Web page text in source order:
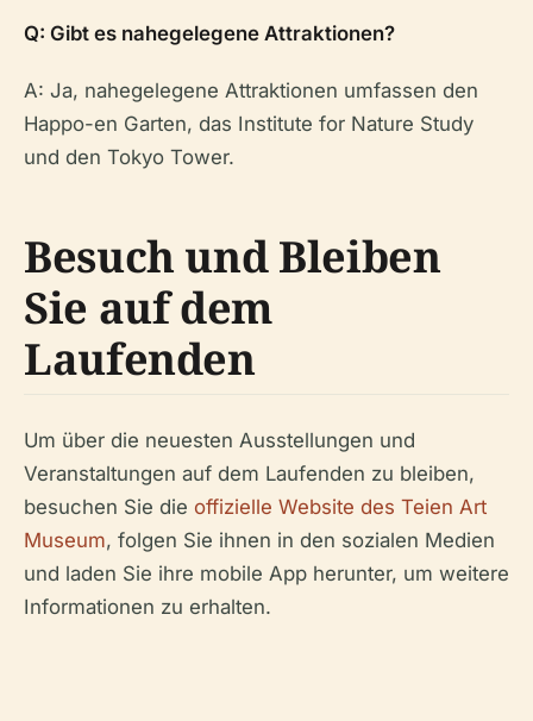
Q: Gibt es nahegelegene Attraktionen?
A: Ja, nahegelegene Attraktionen umfassen den
Happo-en Garten, das Institute for Nature Study
und den Tokyo Tower.
Besuch und Bleiben
Sie auf dem
Laufenden
Um über die neuesten Ausstellungen und
Veranstaltungen auf dem Laufenden zu bleiben,
besuchen Sie die offizielle Website des Teien Art
Museum, folgen Sie ihnen in den sozialen Medien
und laden Sie ihre mobile App herunter, um weitere
Informationen zu erhalten.